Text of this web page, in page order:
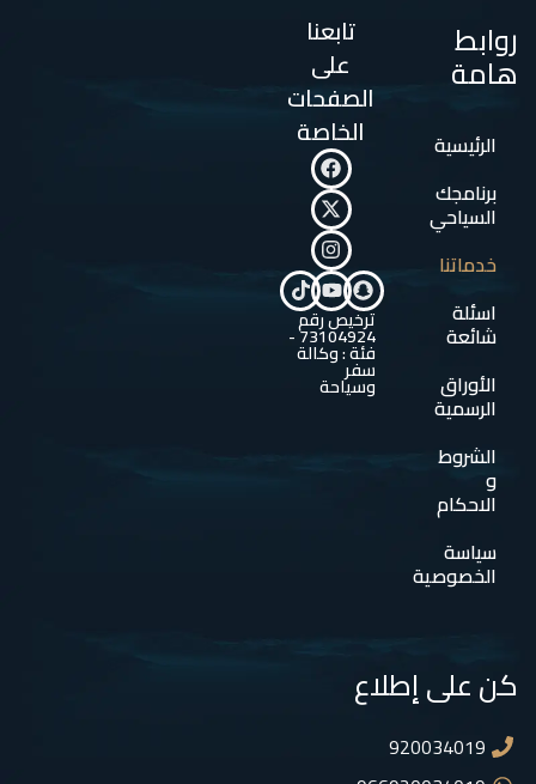
روابط
هامة
الرئيسية
برنامجك
السياحي
خدماتنا
اسئلة
شائعة
الأوراق
الرسمية
الشروط
و
الاحكام
سياسة
الخصوصية
تابعنا
على
الصفحات
الخاصة
ترخيص رقم
73104924 -
فئة : وكالة
سفر
وسياحة
كن على إطلاع
920034019